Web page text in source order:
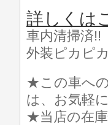
詳しくは
車内清掃済!!
外装ピカピ
★この車へ
は、お気軽
★当店の在